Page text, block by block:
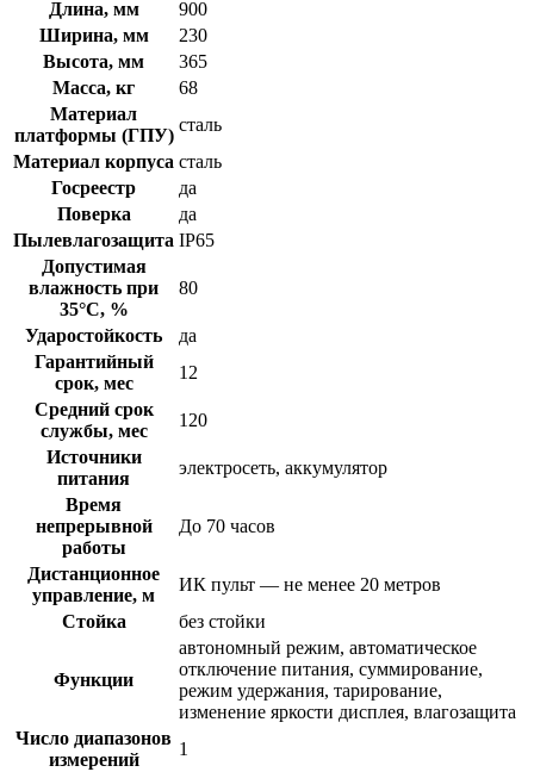
Длина, мм
900
Ширина, мм
230
Высота, мм
365
Масса, кг
68
Материал
платформы (ГПУ)
сталь
Материал корпуса сталь
Госреестр
да
Поверка
да
Пылевлагозащита IP65
Допустимая
влажность при
35°С, %
80
Ударостойкость
да
Гарантийный
срок, мес
12
Средний срок
службы, мес
120
Источники
питания
электросеть, аккумулятор
Время
непрерывной
работы
До 70 часов
Дистанционное
управление, м
ИК пульт — не менее 20 метров
Стойка
без стойки
Функции
автономный режим, автоматическое
отключение питания, суммирование,
режим удержания, тарирование,
изменение яркости дисплея, влагозащита
Число диапазонов
измерений
1